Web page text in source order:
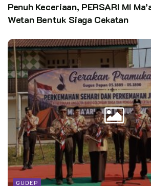
Penuh Keceriaan, PERSARI MI
Wetan Bentuk Siaga Cekatan
GUDEP